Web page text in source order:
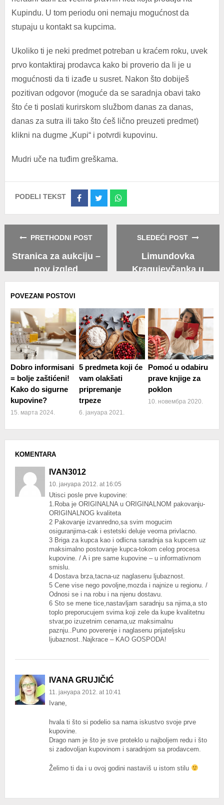
Kupindu. U tom periodu oni nemaju mogućnost da
stupaju u kontakt sa kupcima.
Ukoliko ti je neki predmet potreban u kraćem roku, uvek
prvo kontaktiraj prodavca kako bi proverio da li je u
mogućnosti da ti izađe u susret. Nakon što dobiješ
pozitivan odgovor (moguće da se saradnja obavi tako
što će ti poslati kurirskom službom danas za danas,
danas za sutra ili tako što ćeš lično preuzeti predmet)
klikni na dugme „Kupi“ i potvrdi kupovinu.
Mudri uče na tuđim greškama.
PODELI TEKST
Share
Facebook
Share
Twitter
Share
Whatsapp
PRETHODNI POST
Stranica za aukciju –
nov izgled
SLEDEĆI POST
Limundovka
Kragujevčanka u
Limundu
POVEZANI POSTOVI
Dobro informisani
= bolje zaštićeni!
Kako do sigurne
kupovine?
15. марта 2024.
5 predmeta koji će
vam olakšati
pripremanje
trpeze
6. јануара 2021.
Pomoć u odabiru
prave knjige za
poklon
10. новембра 2020.
KOMENTARA
IVAN3012
10. јануара 2012. at 16:05
Utisci posle prve kupovine:
1.Roba je ORIGINALNA u ORIGINALNOM pakovanju-
ORIGINALNOG kvaliteta
2 Pakovanje izvanredno,sa svim mogucim
osiguranjima-cak i estetski deluje veoma privlacno.
3 Briga za kupca kao i odlicna saradnja sa kupcem uz
maksimalno postovanje kupca-tokom celog procesa
kupovine. / A i pre same kupovine – u informativnom
smislu.
4 Dostava brza,tacna-uz naglasenu ljubaznost.
5 Cene vise nego povoljne,mozda i najnize u regionu. /
Odnosi se i na robu i na njenu dostavu.
6 Sto se mene tice,nastavljam saradnju sa njima,a sto
toplo preporucujem svima koji zele da kupe kvalitetnu
stvar,po izuzetnim cenama,uz maksimalnu
paznju..Puno poverenje i naglasenu prijateljsku
ljubaznost..Najkrace – KAO GOSPODA!
IVANA GRUJIČIĆ
11. јануара 2012. at 10:41
Ivane,
hvala ti što si podelio sa nama iskustvo svoje prve
kupovine.
Drago nam je što je sve proteklo u najboljem redu i što
si zadovoljan kupovinom i saradnjom sa prodavcem.
Želimo ti da i u ovoj godini nastaviš u istom stilu